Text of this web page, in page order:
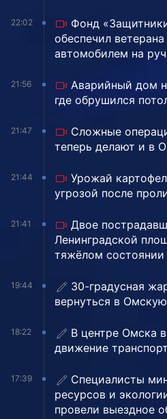
22:02
Фонд
обеспечил
автомобилем на
21:56
Аварийный дом
где обрушился
21:47
Сложные
теперь делают и в
21:44
Урожай
угрозой после
21:41
Двое
Ленинградской
тяжёлом
19:44
30-градусная
вернуться в
18:22
В центре Омска
движение
17:39
Специалисты
ресурсов и
провели выездное